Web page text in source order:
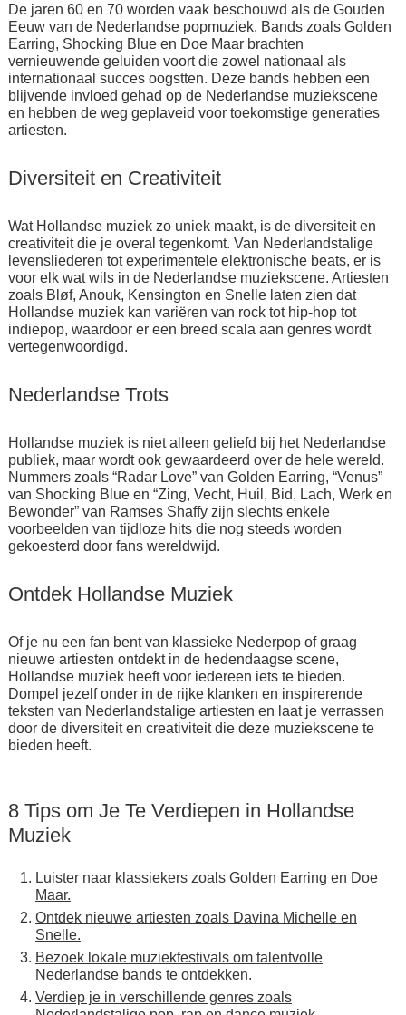
De jaren 60 en 70 worden vaak beschouwd als de Gouden
Eeuw van de Nederlandse popmuziek. Bands zoals Golden
Earring, Shocking Blue en Doe Maar brachten
vernieuwende geluiden voort die zowel nationaal als
internationaal succes oogstten. Deze bands hebben een
blijvende invloed gehad op de Nederlandse muziekscene
en hebben de weg geplaveid voor toekomstige generaties
artiesten.
Diversiteit en Creativiteit
Wat Hollandse muziek zo uniek maakt, is de diversiteit en
creativiteit die je overal tegenkomt. Van Nederlandstalige
levensliederen tot experimentele elektronische beats, er is
voor elk wat wils in de Nederlandse muziekscene. Artiesten
zoals Bløf, Anouk, Kensington en Snelle laten zien dat
Hollandse muziek kan variëren van rock tot hip-hop tot
indiepop, waardoor er een breed scala aan genres wordt
vertegenwoordigd.
Nederlandse Trots
Hollandse muziek is niet alleen geliefd bij het Nederlandse
publiek, maar wordt ook gewaardeerd over de hele wereld.
Nummers zoals “Radar Love” van Golden Earring, “Venus”
van Shocking Blue en “Zing, Vecht, Huil, Bid, Lach, Werk en
Bewonder” van Ramses Shaffy zijn slechts enkele
voorbeelden van tijdloze hits die nog steeds worden
gekoesterd door fans wereldwijd.
Ontdek Hollandse Muziek
Of je nu een fan bent van klassieke Nederpop of graag
nieuwe artiesten ontdekt in de hedendaagse scene,
Hollandse muziek heeft voor iedereen iets te bieden.
Dompel jezelf onder in de rijke klanken en inspirerende
teksten van Nederlandstalige artiesten en laat je verrassen
door de diversiteit en creativiteit die deze muziekscene te
bieden heeft.
8 Tips om Je Te Verdiepen in Hollandse
Muziek
Luister naar klassiekers zoals Golden Earring en Doe
Maar.
Ontdek nieuwe artiesten zoals Davina Michelle en
Snelle.
Bezoek lokale muziekfestivals om talentvolle
Nederlandse bands te ontdekken.
Verdiep je in verschillende genres zoals